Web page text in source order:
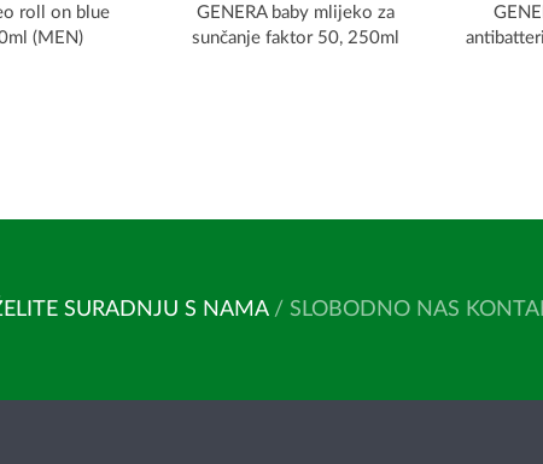
roll on blue
(MEN)
GENERA baby mlijeko za
sunčanje faktor 50, 250ml
SURADNJU S NAMA / SLOBODNO NAS